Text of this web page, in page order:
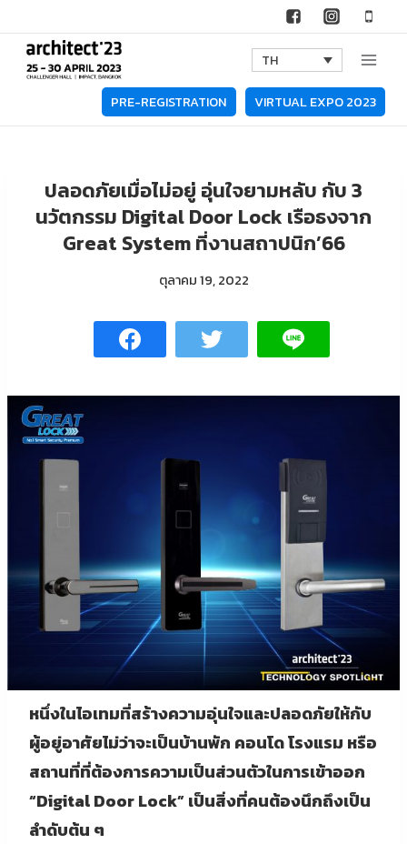
content
TH
PRE-REGISTRATION VIRTUAL EXPO 2023
ปลอดภัยเมื่อไม่อยู่ อุ่นใจยามหลับ กับ 3
นวัตกรรม Digital Door Lock เรือธงจาก
Great System ที่งานสถาปนิก’66
ตุลาคม 19, 2022
หนึ่งในไอเทมที่สร้างความอุ่นใจและปลอดภัยให้กับ
ผู้อยู่อาศัยไม่ว่าจะเป็นบ้านพัก คอนโด โรงแรม หรือ
สถานที่ที่ต้องการความเป็นส่วนตัวในการเข้าออก
“Digital Door Lock” เป็นสิ่งที่คนต้องนึกถึงเป็น
ลำดับต้น ๆ